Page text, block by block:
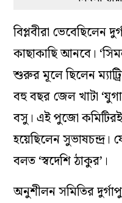
বিপ্লবীরা ভেবেছিলেন
কাছাকাছি আনবে।
শুরুর মূলে ছিলেন
বহু বছর জেল খাটা
বসু। এই পুজো
হয়েছিলেন
বলত ‘স্বদেশি ঠাকুর’।
অনুশীলন সমিতির